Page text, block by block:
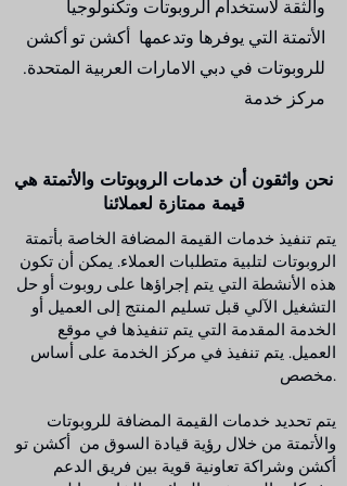
والثقة لاستخدام الروبوتات وتكنولوجيا
الأتمتة التي يوفرها وتدعمها أكشن تو أكشن
للروبوتات في دبي الامارات العربية المتحدة.
مركز خدمة
نحن واثقون أن خدمات الروبوتات والأتمتة هي
قيمة ممتازة لعملائنا
يتم تنفيذ خدمات القيمة المضافة الخاصة بأتمتة
الروبوتات لتلبية متطلبات العملاء. يمكن أن تكون
هذه الأنشطة التي يتم إجراؤها على روبوت أو حل
التشغيل الآلي قبل تسليم المنتج إلى العميل أو
الخدمة المقدمة التي يتم تنفيذها في موقع
العميل. يتم تنفيذ في مركز الخدمة على أساس
مخصص.
يتم تحديد خدمات القيمة المضافة للروبوتات
والأتمتة من خلال رؤية قيادة السوق من أكشن تو
أكشن وشراكة تعاونية قوية بين فريق الدعم